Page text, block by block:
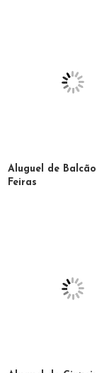
Aluguel de
Feiras